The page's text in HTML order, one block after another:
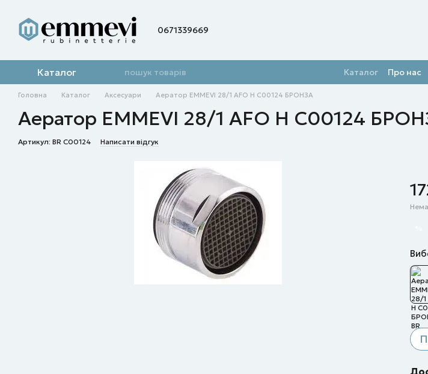
0671339669
Каталог Каталог Про нас
Головна Каталог Аксесуари Аератор EMMEVI 28/1 AFO Н C00124 БРОНЗА
Аератор EMMEVI 28/1 AFO Н C00124
Артикул: BR C00124 Написати відгук